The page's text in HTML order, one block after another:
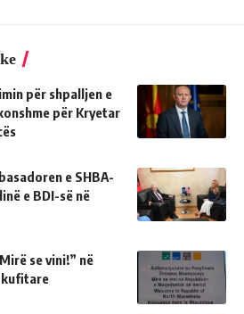
për shpalljen e
për Kryetar
e SHBA-
e BDI-së në
se vini!” në
kufitare